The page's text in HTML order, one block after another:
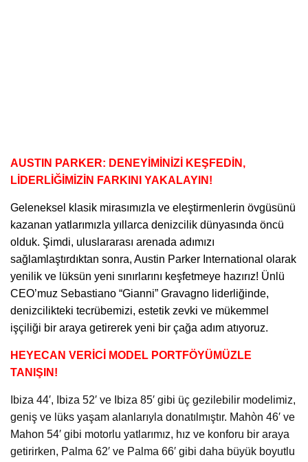
AUSTIN PARKER: DENEYİMİNİZİ KEŞFEDİN,
LİDERLİĞİMİZİN FARKINI YAKALAYIN!
Geleneksel klasik mirasımızla ve eleştirmenlerin övgüsünü
kazanan yatlarımızla yıllarca denizcilik dünyasında öncü
olduk. Şimdi, uluslararası arenada adımızı
sağlamlaştırdıktan sonra, Austin Parker International olarak
yenilik ve lüksün yeni sınırlarını keşfetmeye hazırız! Ünlü
CEO’muz Sebastiano “Gianni” Gravagno liderliğinde,
denizcilikteki tecrübemizi, estetik zevki ve mükemmel
işçiliği bir araya getirerek yeni bir çağa adım atıyoruz.
HEYECAN VERİCİ MODEL PORTFÖYÜMÜZLE
TANIŞIN!
Ibiza 44′, Ibiza 52′ ve Ibiza 85′ gibi üç gezilebilir modelimiz,
geniş ve lüks yaşam alanlarıyla donatılmıştır. Mahòn 46′ ve
Mahon 54′ gibi motorlu yatlarımız, hız ve konforu bir araya
getirirken, Palma 62′ ve Palma 66′ gibi daha büyük boyutlu